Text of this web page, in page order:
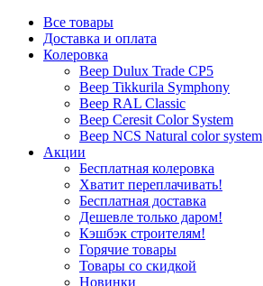
Все товары
Доставка и оплата
Колеровка
Веер Dulux Trade CP5
Веер Tikkurila Symphony
Веер RAL Classic
Веер Ceresit Color System
Веер NCS Natural color system
Акции
Бесплатная колеровка
Хватит переплачивать!
Бесплатная доставка
Дешевле только даром!
Кэшбэк строителям!
Горячие товары
Товары со скидкой
Новинки